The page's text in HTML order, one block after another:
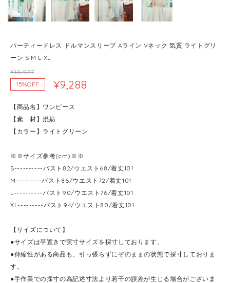
パーティードレス ドルマンスリーブ Aライン Vネック 気質 ライトグリ
ーン S M L XL
¥10,927
15%OFF
¥9,288
【商品名】ワンピース
【素 材】混紡
【カラー】ライトグリーン
※※サイズ参考(cm)※※
S----------バスト82/ウエスト68/着丈101
M---------バスト86/ウエスト72/着丈101
L----------バスト90/ウエスト76/着丈101
XL---------バスト94/ウエスト80/着丈101
【サイズについて】
●サイズは平置きで実寸サイズを採寸しております。
●伸縮性がある商品も、引っ張らずにぞのままの状態で採寸しておりま
す。
●手作業での採寸の為記述寸法より若干の誤差が生じる場合がございま